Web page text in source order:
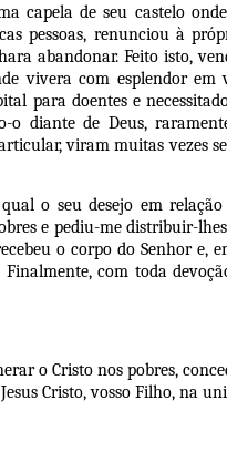
capela de seu castelo
pessoas, renunciou à
abandonar. Feito isto,
vivera com esplendor em
para doentes e
o diante de Deus,
viram muitas vezes
o seu desejo em
e pediu-me distribuir-
o corpo do Senhor e,
com toda
o Cristo nos pobres,
Cristo, vosso Filho, na